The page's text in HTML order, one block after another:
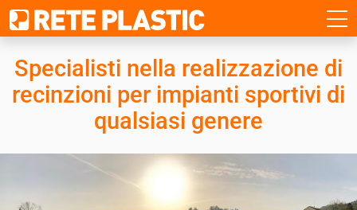
Specialisti nella realizzazione di
recinzioni per impianti sportivi di
qualsiasi genere